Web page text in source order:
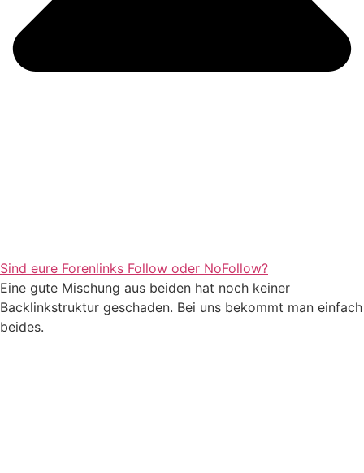
Sind eure Forenlinks Follow oder NoFollow?
Eine gute Mischung aus beiden hat noch keiner
Backlinkstruktur geschaden. Bei uns bekommt man einfach
beides.